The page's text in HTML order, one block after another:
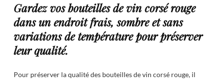
Gardez vos bouteilles de vin corsé rouge
dans un endroit frais, sombre et sans
variations de température pour préserver
leur qualité.
Pour préserver la qualité des bouteilles de vin corsé rouge, il